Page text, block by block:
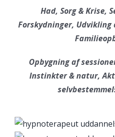
Had, Sorg & Krise,
Forskydninger, Udvikling
Opbygning af
Instinkter & natur,